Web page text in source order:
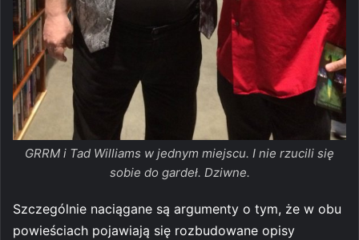
GRRM i Tad Williams w jednym miejscu. I nie rzucili się
sobie do gardeł. Dziwne.
Szczególnie naciągane są argumenty o tym, że w obu
powieściach pojawiają się rozbudowane opisy